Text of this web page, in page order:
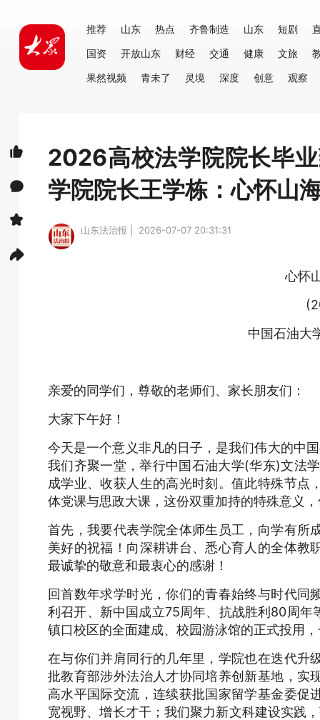
推荐 山东 热点 齐鲁制造 山东 短剧
国资
开放山东 财经 交通 健康 文旅
果然视频
青未了 灵境 深度 创意 观察
2026高校法学院院长毕
学院院长王学栋：心怀山
山东法治报 | 2026-07-07 20:31:31
心怀
中国石油大
亲爱的同学们，尊敬的老师们、家长朋友们：
大家下午好！
今天是一个意义非凡的日子，是我们伟大的中
我们齐聚一堂，举行中国石油大学(华东)文法
成学业、收获人生的高光时刻。值此特殊节点
体党课与思政大课，这份双重加持的特殊意义
首先，我要代表学院全体师生员工，向学有所
美好的祝福！向深耕讲台、悉心育人的全体教
最诚挚的敬意和最衷心的感谢！
回首数年求学时光，你们的青春始终与时代
利召开、新中国成立75周年、抗战胜利80周
镇口校区的全面建成、校园游泳馆的正式投用
在与你们并肩同行的几年里，学院也在迭代升
批教育部涉外法治人才协同培养创新基地，实
高水平国际交流，连续获批国家留学基金委促
宽视野、增长才干；我们聚力新文科建设实践